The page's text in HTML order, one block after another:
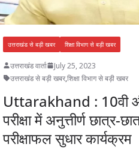
उत्तराखंड से बड़ी खबर शिक्षा विभाग से बड़ी खबर
उत्तराखंड वार्ता
July 25, 2023
उत्तराखंड से बड़ी खबर,शिक्षा विभाग से बड़ी खबर
Uttarakhand : 10वी
परीक्षा में अनुत्तीर्ण छात्र-
परीक्षाफल सुधार कार्यक्रम